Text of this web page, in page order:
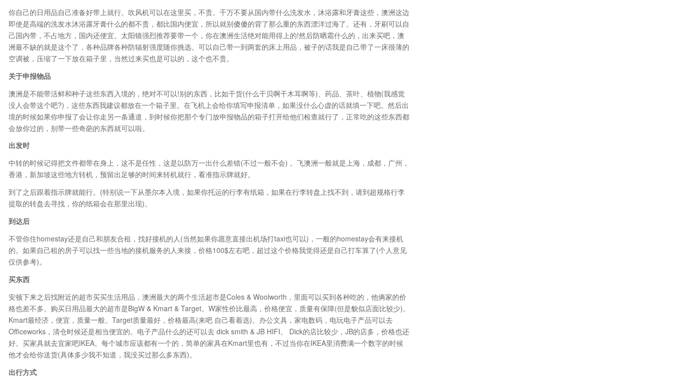
你自己的日用品自己准备好带上就行。吹风机可以在这里买，不贵。千万不要从国内带什么洗发水，沐浴露和牙膏这些，澳洲这边
即使是高端的洗发水沐浴露牙膏什么的都不贵，都比国内便宜，所以就别傻傻的背了那么重的东西漂洋过海了。还有，牙刷可以自
己国内带，不占地方，国内还便宜。太阳镜强烈推荐要带一个，你在澳洲生活绝对能用得上的!然后防晒霜什么的，出来买吧，澳
洲最不缺的就是这个了，各种品牌各种防辐射强度随你挑选。可以自己带一到两套的床上用品，被子的话我是自己带了一床很薄的
空调被，压缩了一下放在箱子里，当然过来买也是可以的，这个也不贵。
关于申报物品
澳洲是不能带活鲜和种子这些东西入境的，绝对不可以!别的东西，比如干货(什么干贝啊干木耳啊等)、药品、茶叶、植物(我感觉
没人会带这个吧?)，这些东西我建议都放在一个箱子里。在飞机上会给你填写申报清单，如果没什么心虚的话就填一下吧。然后出
境的时候如果你申报了会让你走另一条通道，到时候你把那个专门放申报物品的箱子打开给他们检查就行了，正常吃的这些东西都
会放你过的，别带一些奇葩的东西就可以啦。
出发时
中转的时候记得把文件都带在身上，这不是任性，这是以防万一出什么差错(不过一般不会) 。飞澳洲一般就是上海，成都，广州，
香港，新加坡这些地方转机，预留出足够的时间来转机就行，看准指示牌就好。
到了之后跟着指示牌就能行。(特别说一下从墨尔本入境，如果你托运的行李有纸箱，如果在行李转盘上找不到，请到超规格行李
提取的转盘去寻找，你的纸箱会在那里出现)。
到达后
不管你住homestay还是自己和朋友合租，找好接机的人(当然如果你愿意直接出机场打taxi也可以)，一般的homestay会有来接机
的。如果自己租的房子可以找一些当地的接机服务的人来接，价格100$左右吧，超过这个价格我觉得还是自己打车算了(个人意见
仅供参考)。
买东西
安顿下来之后找附近的超市买买生活用品，澳洲最大的两个生活超市是Coles & Woolworth，里面可以买到各种吃的，他俩家的价
格也差不多。购买日用品最大的超市是BigW & Kmart & Target。W家性价比最高，价格便宜，质量有保障(但是貌似店面比较少)。
Kmart最经济，便宜，质量一般。Target质量最好，价格最高(来吧 自己看着选)。办公文具，家电数码，电玩电子产品可以去
Officeworks，清仓时候还是相当便宜的。电子产品什么的还可以去 dick smith & JB HIFI。 Dick的店比较少，JB的店多，价格也还
好。买家具就去宜家吧IKEA。每个城市应该都有一个的，简单的家具在Kmart里也有，不过当你在IKEA里消费满一个数字的时候
他才会给你送货(具体多少我不知道，我没买过那么多东西)。
出行方式